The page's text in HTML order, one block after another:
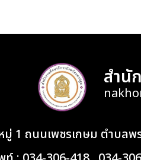
สำนั
1 ถนนเพชรเกษม ตำบลพ